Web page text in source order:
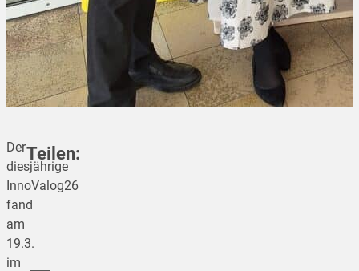
Der
diesjährige
InnoValog26
fand
am
19.3.
im
Teilen:
teilen